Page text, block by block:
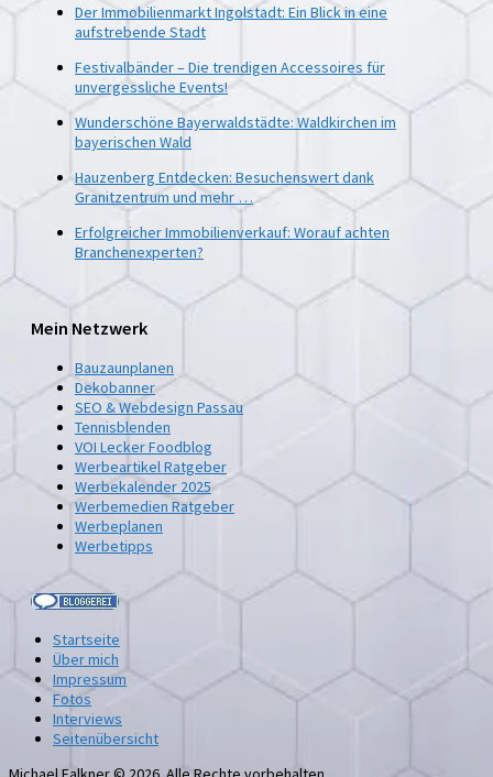
Der Immobilienmarkt Ingolstadt: Ein Blick in eine
aufstrebende Stadt
Festivalbänder – Die trendigen Accessoires für
unvergessliche Events!
Wunderschöne Bayerwaldstädte: Waldkirchen im
bayerischen Wald
Hauzenberg Entdecken: Besuchenswert dank
Granitzentrum und mehr …
Erfolgreicher Immobilienverkauf: Worauf achten
Branchenexperten?
Mein Netzwerk
Bauzaunplanen
Dekobanner
SEO & Webdesign Passau
Tennisblenden
VOI Lecker Foodblog
Werbeartikel Ratgeber
Werbekalender 2025
Werbemedien Ratgeber
Werbeplanen
Werbetipps
Startseite
Über mich
Impressum
Fotos
Interviews
Seitenübersicht